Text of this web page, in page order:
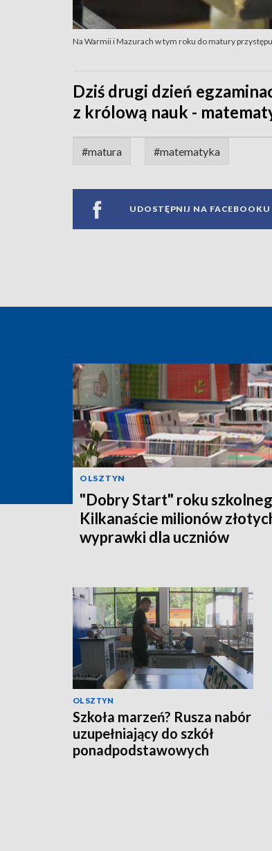
Na Warmii i Mazurach w tym roku do matury
Dziś drugi dzień
z królową nauk -
#matura #matematyka
UDOSTĘPNIJ NA FACEBOOKU
OLSZTYN
"Dobry Start" roku
Kilkanaście milionów
wyprawki dla uczniów
OLSZTYN
Szkoła marzeń? Rusza nabór
uzupełniający do szkół
ponadpodstawowych